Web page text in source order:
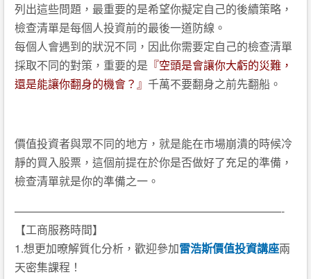
列出這些問題，最重要的是希望你擬定自己的後續策略，
檢查清單是每個人投資前的最後一道防線。
每個人會遇到的狀況不同，因此你需要定自己的檢查清單
採取不同的對策，重要的是 『空頭是會讓你大虧的災難，
還是能讓你翻身的機會？』 千萬不要翻身之前先翻船。
價值投資者與眾不同的地方，就是能在市場崩潰的時候冷
靜的買入股票，這個前提在於你是否做好了充足的準備，
檢查清單就是你的準備之一。
————————————————————————-
【工商服務時間】
1.想更加暸解質化分析，歡迎參加雷浩斯價值投資講座兩
天密集課程！